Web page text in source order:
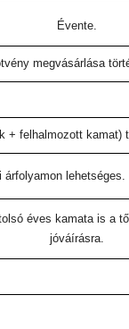
Évente.
megvásárlása
+ felhalmozott kamat)
lehetséges.
éves kamata is a
jóváírásra.